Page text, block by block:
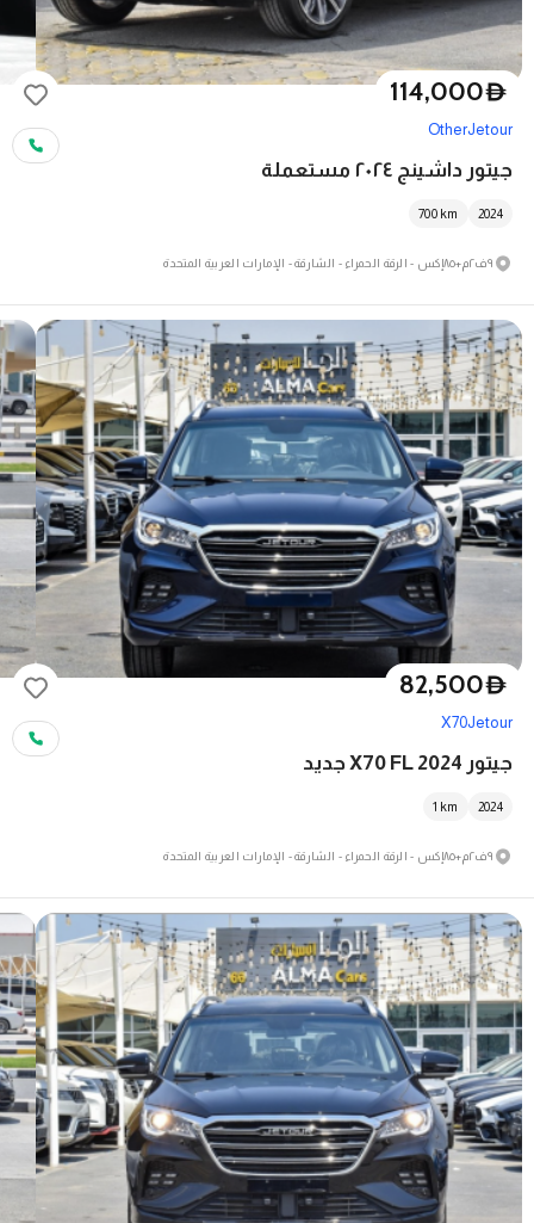
D
114,000
Jetour
Other
جيتور داشينج ٢٠٢٤ مستعملة
2024
700 km
٩ف٢م+٨٥إكس - الرقة الحمراء - الشارقة - الإمارات العربية المتحدة
D
82,500
Jetour
X70
جيتور X70 FL 2024 جديد
2024
1 km
٩ف٢م+٨٥إكس - الرقة الحمراء - الشارقة - الإمارات العربية المتحدة